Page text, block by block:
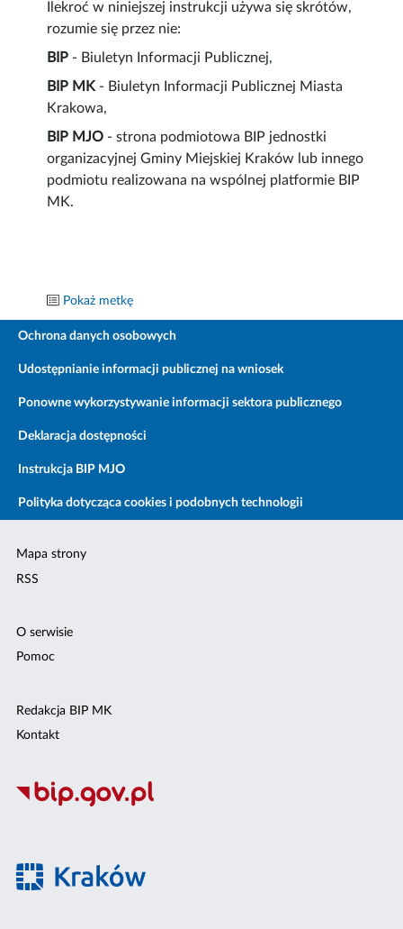
Ilekroć w niniejszej instrukcji używa się skrótów,
rozumie się przez nie:
BIP - Biuletyn Informacji Publicznej,
BIP MK - Biuletyn Informacji Publicznej Miasta
Krakowa,
BIP MJO - strona podmiotowa BIP jednostki
organizacyjnej Gminy Miejskiej Kraków lub innego
podmiotu realizowana na wspólnej platformie BIP
MK.
Pokaż metkę
Ochrona danych osobowych
Udostępnianie informacji publicznej na wniosek
Ponowne wykorzystywanie informacji sektora publicznego
Deklaracja dostępności
Instrukcja BIP MJO
Polityka dotycząca cookies i podobnych technologii
Mapa strony
RSS
O serwisie
Pomoc
Redakcja BIP MK
Kontakt